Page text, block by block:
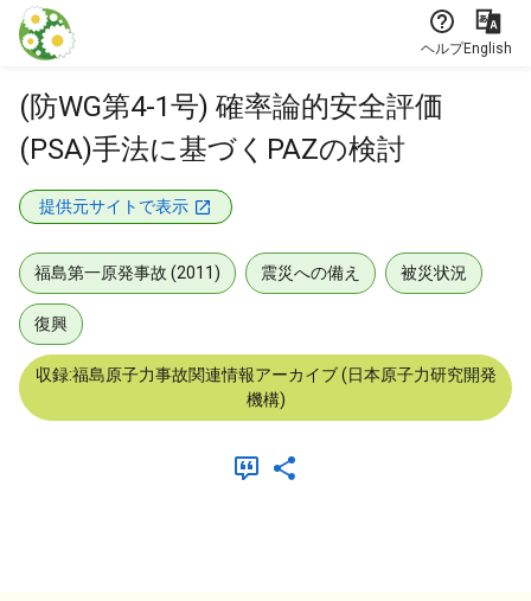
本文に飛ぶ
ヘルプEnglish
(防WG第4-1号) 確率論的安全評価
(PSA)手法に基づくPAZの検討
提供元サイトで表示
福島第一原発事故 (2011) 震災への備え 被災状況
復興
収録:福島原子力事故関連情報アーカイブ (日本原子力研究開発
機構)